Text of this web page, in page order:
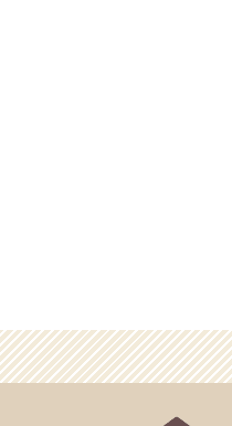
12/
12/9
11/
11/
10/
10/6
8/25
8/19
2025/08/06 お盆